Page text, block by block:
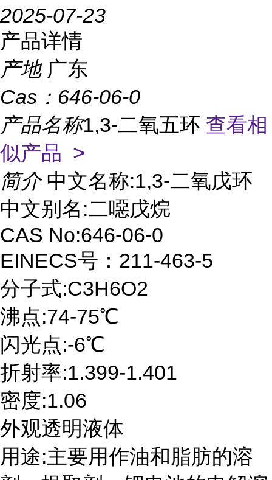
2025-07-23
产品详情
产地 广东
Cas： 646-06-0
产品名称1,3-二氧五环 查看相
似产品 >
简介 中文名称:1,3-二氧戊环
中文别名:二噁戊烷
CAS No:646-06-0
EINECS号：211-463-5
分子式:C3H6O2
沸点:74-75℃
闪光点:-6℃
折射率:1.399-1.401
密度:1.06
外观透明液体
用途:主要用作油和脂肪的溶